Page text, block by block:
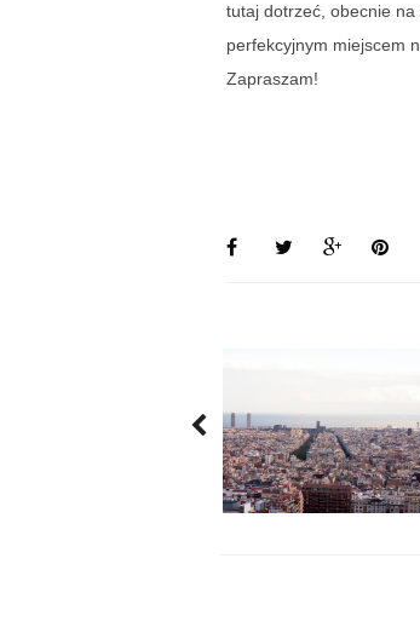
tutaj dotrzeć, obecnie
perfekcyjnym miejscem
Zapraszam!